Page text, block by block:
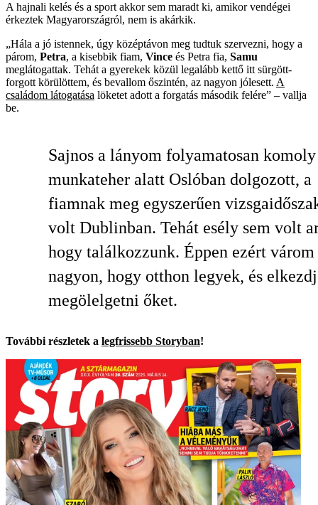
A hajnali kelés és a sport akkor sem maradt ki, amikor vendégei
érkeztek Magyarországról, nem is akárkik.
„Hála a jó istennek, úgy középtávon meg tudtuk szervezni, hogy a
párom, Petra, a kisebbik fiam, Vince és Petra fia, Samu
meglátogattak. Tehát a gyerekek közül legalább kettő itt sürgött-
forgott körülöttem, és bevallom őszintén, az nagyon jólesett. A
családom látogatása löketet adott a forgatás második felére” – vallja
be.
Sajnos a lányom folyamatosan komoly
munkateher alatt Oslóban dolgozott, a
fiamnak meg egyszerűen
volt Dublinban. Tehát esély sem volt
hogy találkozzunk. Éppen ezért
nagyon, hogy otthon legyek, és
megölelgetni őket.
További részletek a legfrissebb Storyban!